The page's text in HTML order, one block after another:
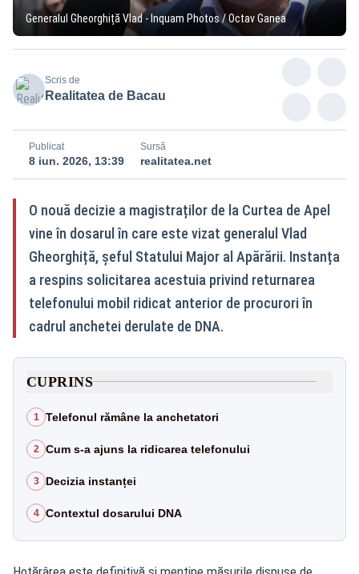
Generalul Gheorghiță Vlad - Inquam Photos / Octav Ganea
Scris de
Realitatea de Bacau
Publicat
8 iun. 2026, 13:39
Sursă
realitatea.net
O nouă decizie a magistraților de la Curtea de Apel
vine în dosarul în care este vizat generalul Vlad
Gheorghiță, șeful Statului Major al Apărării. Instanța
a respins solicitarea acestuia privind returnarea
telefonului mobil ridicat anterior de procurori în
cadrul anchetei derulate de DNA.
CUPRINS
1 Telefonul rămâne la anchetatori
2 Cum s-a ajuns la ridicarea telefonului
3 Decizia instanței
4 Contextul dosarului DNA